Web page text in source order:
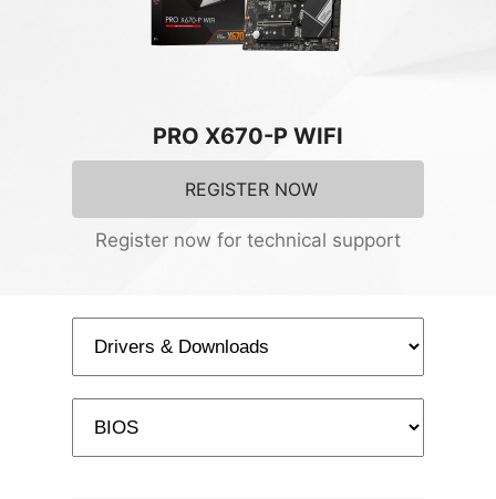
PRO X670-P WIFI
REGISTER NOW
Register now for technical support